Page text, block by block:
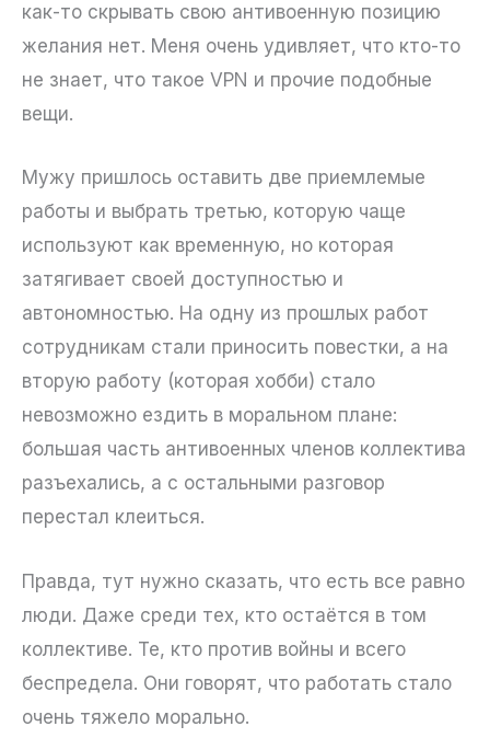
как-то скрывать свою антивоенную позицию
желания нет. Меня очень удивляет, что кто-то
не знает, что такое VPN и прочие подобные
вещи.
Мужу пришлось оставить две приемлемые
работы и выбрать третью, которую чаще
используют как временную, но которая
затягивает своей доступностью и
автономностью. На одну из прошлых работ
сотрудникам стали приносить повестки, а на
вторую работу (которая хобби) стало
невозможно ездить в моральном плане:
большая часть антивоенных членов коллектива
разъехались, а с остальными разговор
перестал клеиться.
Правда, тут нужно сказать, что есть все равно
люди. Даже среди тех, кто остаётся в том
коллективе. Те, кто против войны и всего
беспредела. Они говорят, что работать стало
очень тяжело морально.